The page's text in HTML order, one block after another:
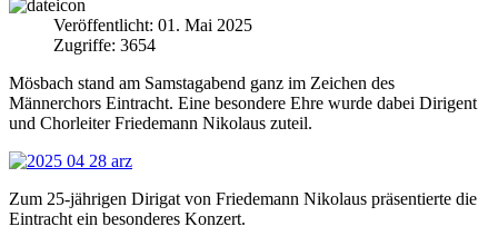
Veröffentlicht: 01. Mai 2025
Zugriffe: 3654
Mösbach stand am Samstagabend ganz im Zeichen des
Männerchors Eintracht. Eine besondere Ehre wurde dabei Dirigent
und Chorleiter Friedemann Nikolaus zuteil.
Zum 25-jährigen Dirigat von Friedemann Nikolaus präsentierte die
Eintracht ein besonderes Konzert.